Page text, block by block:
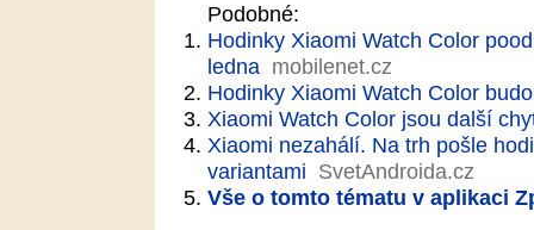
Podobné:
Hodinky Xiaomi Watch Color
ledna mobilenet.cz
Hodinky Xiaomi Watch Color
Xiaomi Watch Color jsou další
Xiaomi nezahálí. Na trh pošle
variantami SvetAndroida.cz
Vše o tomto tématu v aplikaci